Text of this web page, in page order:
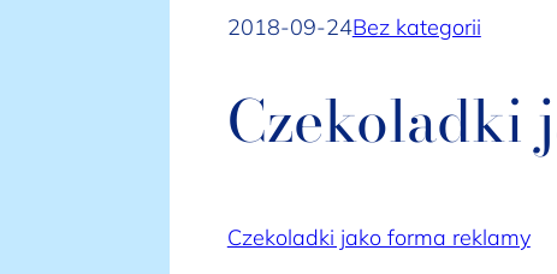
2018-09-24Bez kategorii
Czekoladki
Czekoladki jako forma reklamy